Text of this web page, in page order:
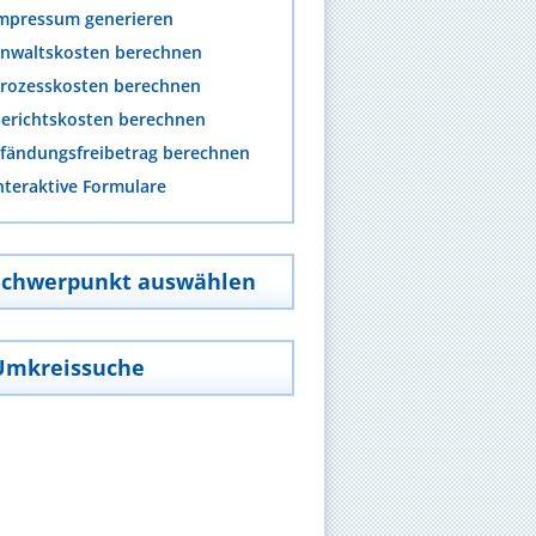
generieren
berechnen
berechnen
berechnen
berechnen
Formulare
auswählen